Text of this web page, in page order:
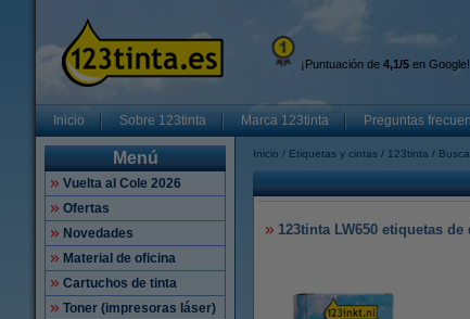
¡Puntuación de 4,1/5 en Google!
Inicio Sobre 123tinta Marca 123tinta Preguntas
Menú
Vuelta al Cole 2026
Ofertas
Novedades
Material de oficina
Cartuchos de tinta
Toner (impresoras láser)
Inicio Etiquetas y cintas 123tinta
123tinta LW650 etiquetas